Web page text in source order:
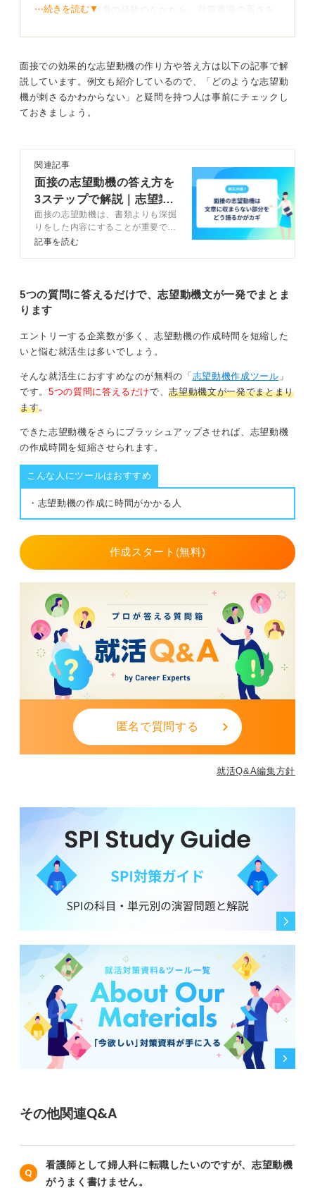
そのうえで、自身の経験のなかから、品質意識の高さを
あっても、あなたのポータブルスキルは必ずあります。
プロセス改善力と学習意欲で貢献できる未来を描こ
う！
わります。
さらに、「入社後にISO規格やQC手法を1年以内に習得
し、3年以内に工程能力指数を向上させたい」と具体的な
学習計画と数値目標を置くことで、あなたの高い学習意
欲と現場への貢献意欲の両方をアピールできるでしょ
0
⋯続きを読む▼
面接での効果的な志望動機の作り方や答え方は以下の記事で解
説しています。例文も紹介しているので、「どのような志望動
機が刺さるかわからない」と疑問を持つ人は事前にチェックし
ておきましょう。
関連記事
面接の志望動機の答え方を
3ステップで解説｜志望業
界別の例文20選
面接の志望動機は、書類よりも深掘
りをした内容にすることが重要で
す。面接で志望動機を答えるための
ャリアコンサルタントが解説しま
す。
記事を読む
5つの質問に答えるだけで、志望動機文が一発でまとま
ります
エントリーする企業数が多く、志望動機の作成時間を短縮した
いと悩む就活生は多いでしょう。
そんな就活生におすすめなのが無料の「 志望動機作成ツール 」
です。 5つの質問に答えるだけで、志望動機文が一発でまとまり
ます。
できた志望動機をさらにブラッシュアップさせれば、志望動機
の作成時間を短縮させられます。
こんな人にツールはおすすめ
・志望動機の作成に時間がかかる人
作成スタート(無料)
匿名で質問する
就活Q&A編集方針
その他関連Q&A
看護師として婦人科に転職したいのですが、志望動機
がうまく書けません。